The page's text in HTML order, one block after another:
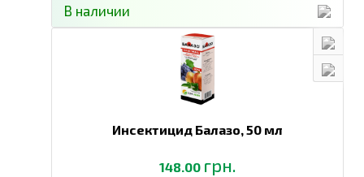
В наличии
Инсектицид Балазо,50 мл
148.00 грн.